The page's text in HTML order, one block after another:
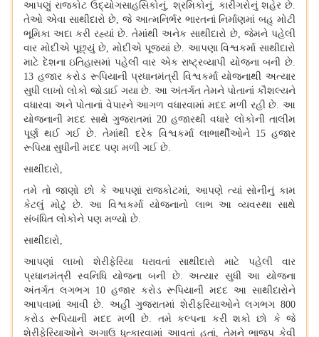
આપણું રાજકોટ ઉદ્યોગસાહસિકોનું, શ્રમિકોનું, કારીગરોનું શહેર છે.
તેઓ એવા સાથીદારો છે, જે આત્મનિર્ભર ભારતનાં નિર્માણમાં બહુ મોટી
ભૂમિકા અદા કરી રહ્યાં છે. તેમાંથી અનેક સાથીદારો છે, જેમને પહેલી
વાર મોદીએ પૂછ્યું છે, મોદીએ પૂજ્યાં છે. આપણા વિશ્વકર્મા સાથીદારો
માટે દેશના ઇતિહાસમાં પહેલી વાર એક રાષ્ટ્રવ્યાપી યોજના બની છે.
13 હજાર કરોડ રૂપિયાની પ્રધાનમંત્રી વિશ્વકર્મા યોજનાથી અત્યાર
સુધી લાખો લોકો જોડાઈ ગયા છે. આ અંતર્ગત તેમને પોતાનાં કૌશલ્યને
વધારવા અને પોતાનાં વેપારને આગળ વધારવામાં મદદ મળી રહી છે. આ
યોજનાની મદદ સાથે ગુજરાતમાં 20 હજારથી વધારે લોકોની તાલીમ
પૂર્ણ થઈ ગઈ છે. તેમાંથી દરેક વિશ્વકર્મા લાભાર્થીઓને 15 હજાર
રૂપિયા સુધીની મદદ પણ મળી ગઈ છે.
સાથીદારો,
તમે તો જાણો છો કે આપણાં રાજકોટમાં, આપણે ત્યાં સોનીનું કામ
કેટલું મોટું છે. આ વિશ્વકર્મા યોજનાનો લાભ આ વ્યવસ્થા સાથે
સંબંધિત લોકોને પણ મળ્યો છે.
સાથીદારો,
આપણાં લાખો શેરીફેરિયા ધરાવતાં સાથીદારો માટે પહેલી વાર
પ્રધાનમંત્રી સ્વનિધિ યોજના બની છે. અત્યાર સુધી આ યોજના
અંતર્ગત લગભગ 10 હજાર કરોડ રૂપિયાની મદદ આ સાથીદારોને
આપવામાં આવી છે. અહીં ગુજરાતમાં શેરીફરિયાઓને લગભગ 800
કરોડ રૂપિયાની મદદ મળી છે. તમે કલ્પના કરી શકો છો કે જે
શેરીફેરિયાઓને અગાઉ ધુત્કારવામાં આવતાં હતાં, તેમને ભાજપ કેવી